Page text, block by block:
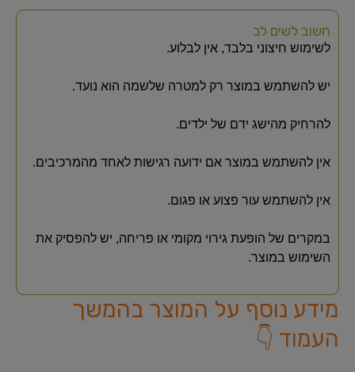
חשוב לשים לב
לשימוש חיצוני בלבד, אין לבלוע.
יש להשתמש במוצר רק למטרה שלשמה הוא נועד.
להרחיק מהישג ידם של ילדים.
אין להשתמש במוצר אם ידועה רגישות לאחד מהמרכיבים.
אין להשתמש עור פצוע או פגום.
במקרים של הופעת גירוי מקומי או פריחה, יש להפסיק את
השימוש במוצר.
מידע נוסף על המוצר בהמשך
העמוד 👇